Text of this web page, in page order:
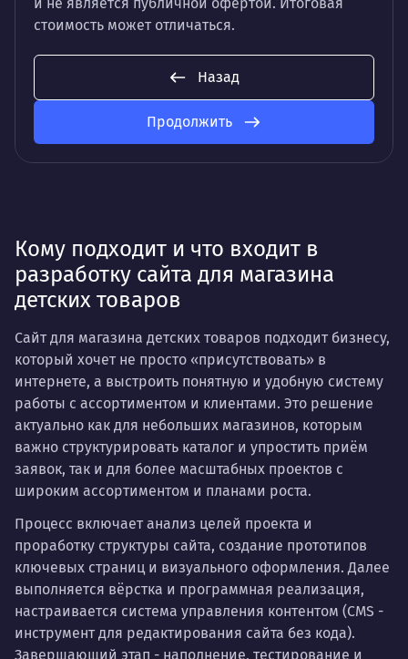
стоимость может отличаться.
Назад
Продолжить
Кому подходит и что входит в
разработку сайта для магазина
детских товаров
Сайт для магазина детских товаров подходит бизнесу,
который хочет не просто «присутствовать» в
интернете, а выстроить понятную и удобную систему
работы с ассортиментом и клиентами. Это решение
актуально как для небольших магазинов, которым
важно структурировать каталог и упростить приём
заявок, так и для более масштабных проектов с
широким ассортиментом и планами роста.
Процесс включает анализ целей проекта и
проработку структуры сайта, создание прототипов
ключевых страниц и визуального оформления. Далее
выполняется вёрстка и программная реализация,
настраивается система управления контентом (CMS -
инструмент для редактирования сайта без кода).
Завершающий этап - наполнение, тестирование и